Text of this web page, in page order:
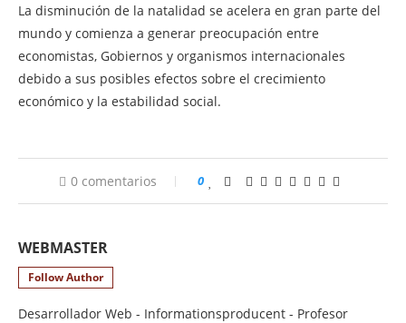
La disminución de la natalidad se acelera en gran parte del
mundo y comienza a generar preocupación entre
economistas, Gobiernos y organismos internacionales
debido a sus posibles efectos sobre el crecimiento
económico y la estabilidad social.
0 comentarios 0
WEBMASTER
Follow Author
Desarrollador Web - Informationsproducent - Profesor